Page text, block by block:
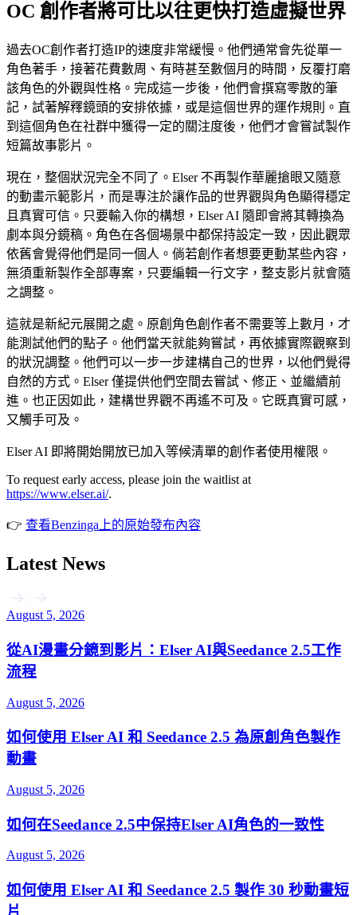
OC 創作者將可比以往更快打造虛擬世界
過去OC創作者打造IP的速度非常緩慢。他們通常會先從單一
角色著手，接著花費數周、有時甚至數個月的時間，反覆打磨
該角色的外觀與性格。完成這一步後，他們會撰寫零散的筆
記，試著解釋鏡頭的安排依據，或是這個世界的運作規則。直
到這個角色在社群中獲得一定的關注度後，他們才會嘗試製作
短篇故事影片。
現在，整個狀況完全不同了。Elser 不再製作華麗搶眼又隨意
的動畫示範影片，而是專注於讓作品的世界觀與角色顯得穩定
且真實可信。只要輸入你的構想，Elser AI 隨即會將其轉換為
劇本與分鏡稿。角色在各個場景中都保持設定一致，因此觀眾
依舊會覺得他們是同一個人。倘若創作者想要更動某些內容，
無須重新製作全部專案，只要編輯一行文字，整支影片就會隨
之調整。
這就是新紀元展開之處。原創角色創作者不需要等上數月，才
能測試他們的點子。他們當天就能夠嘗試，再依據實際觀察到
的狀況調整。他們可以一步一步建構自己的世界，以他們覺得
自然的方式。Elser 僅提供他們空間去嘗試、修正、並繼續前
進。也正因如此，建構世界觀不再遙不可及。它既真實可感，
又觸手可及。
Elser AI 即將開始開放已加入等候清單的創作者使用權限。
To request early access, please join the waitlist at
https://www.elser.ai/.
👉 查看Benzinga上的原始發布內容
Latest News
August 5, 2026
從AI漫畫分鏡到影片：Elser AI與Seedance 2.5工作
流程
August 5, 2026
如何使用 Elser AI 和 Seedance 2.5 為原創角色製作
動畫
August 5, 2026
如何在Seedance 2.5中保持Elser AI角色的一致性
August 5, 2026
如何使用 Elser AI 和 Seedance 2.5 製作 30 秒動畫短
片